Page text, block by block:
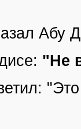
Абу
"Не